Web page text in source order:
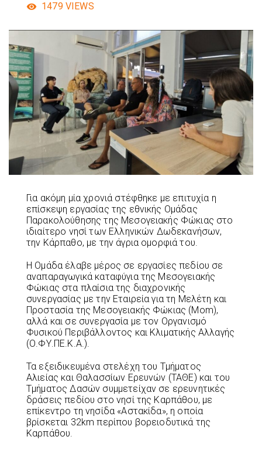
1479 VIEWS
Για ακόμη μία χρονιά στέφθηκε με επιτυχία η
επίσκεψη εργασίας της εθνικής Ομάδας
Παρακολούθησης της Μεσογειακής Φώκιας στο
ιδιαίτερο νησί των Ελληνικών Δωδεκανήσων,
την Κάρπαθο, με την άγρια ομορφιά του.
Η Ομάδα έλαβε μέρος σε εργασίες πεδίου σε
αναπαραγωγικά καταφύγια της Μεσογειακής
Φώκιας στα πλαίσια της διαχρονικής
συνεργασίας με την Εταιρεία για τη Μελέτη και
Προστασία της Μεσογειακής Φώκιας (Mom),
αλλά και σε συνεργασία με τον Οργανισμό
Φυσικού Περιβάλλοντος και Κλιματικής Αλλαγής
(Ο.ΦΥ.ΠΕ.Κ.Α.).
Τα εξειδικευμένα στελέχη του Τμήματος
Αλιείας και Θαλασσίων Ερευνών (ΤΑΘΕ) και του
Τμήματος Δασών συμμετείχαν σε ερευνητικές
δράσεις πεδίου στο νησί της Καρπάθου, με
επίκεντρο τη νησίδα «Αστακίδα», η οποία
βρίσκεται 32km περίπου βορειοδυτικά της
Καρπάθου.